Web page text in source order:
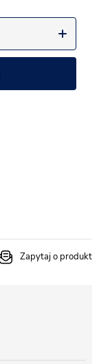
Zapytaj o produkt